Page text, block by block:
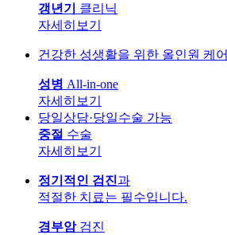
갱년기
클리닉
자세히보기
건강한 성생활을 위한 올인원 케어
성병 All-in-one
자세히보기
당일상담·당일수술 가능
중절 수술
자세히보기
정기적인 검진과
적절한 치료는 필수입니다.
경부암검진